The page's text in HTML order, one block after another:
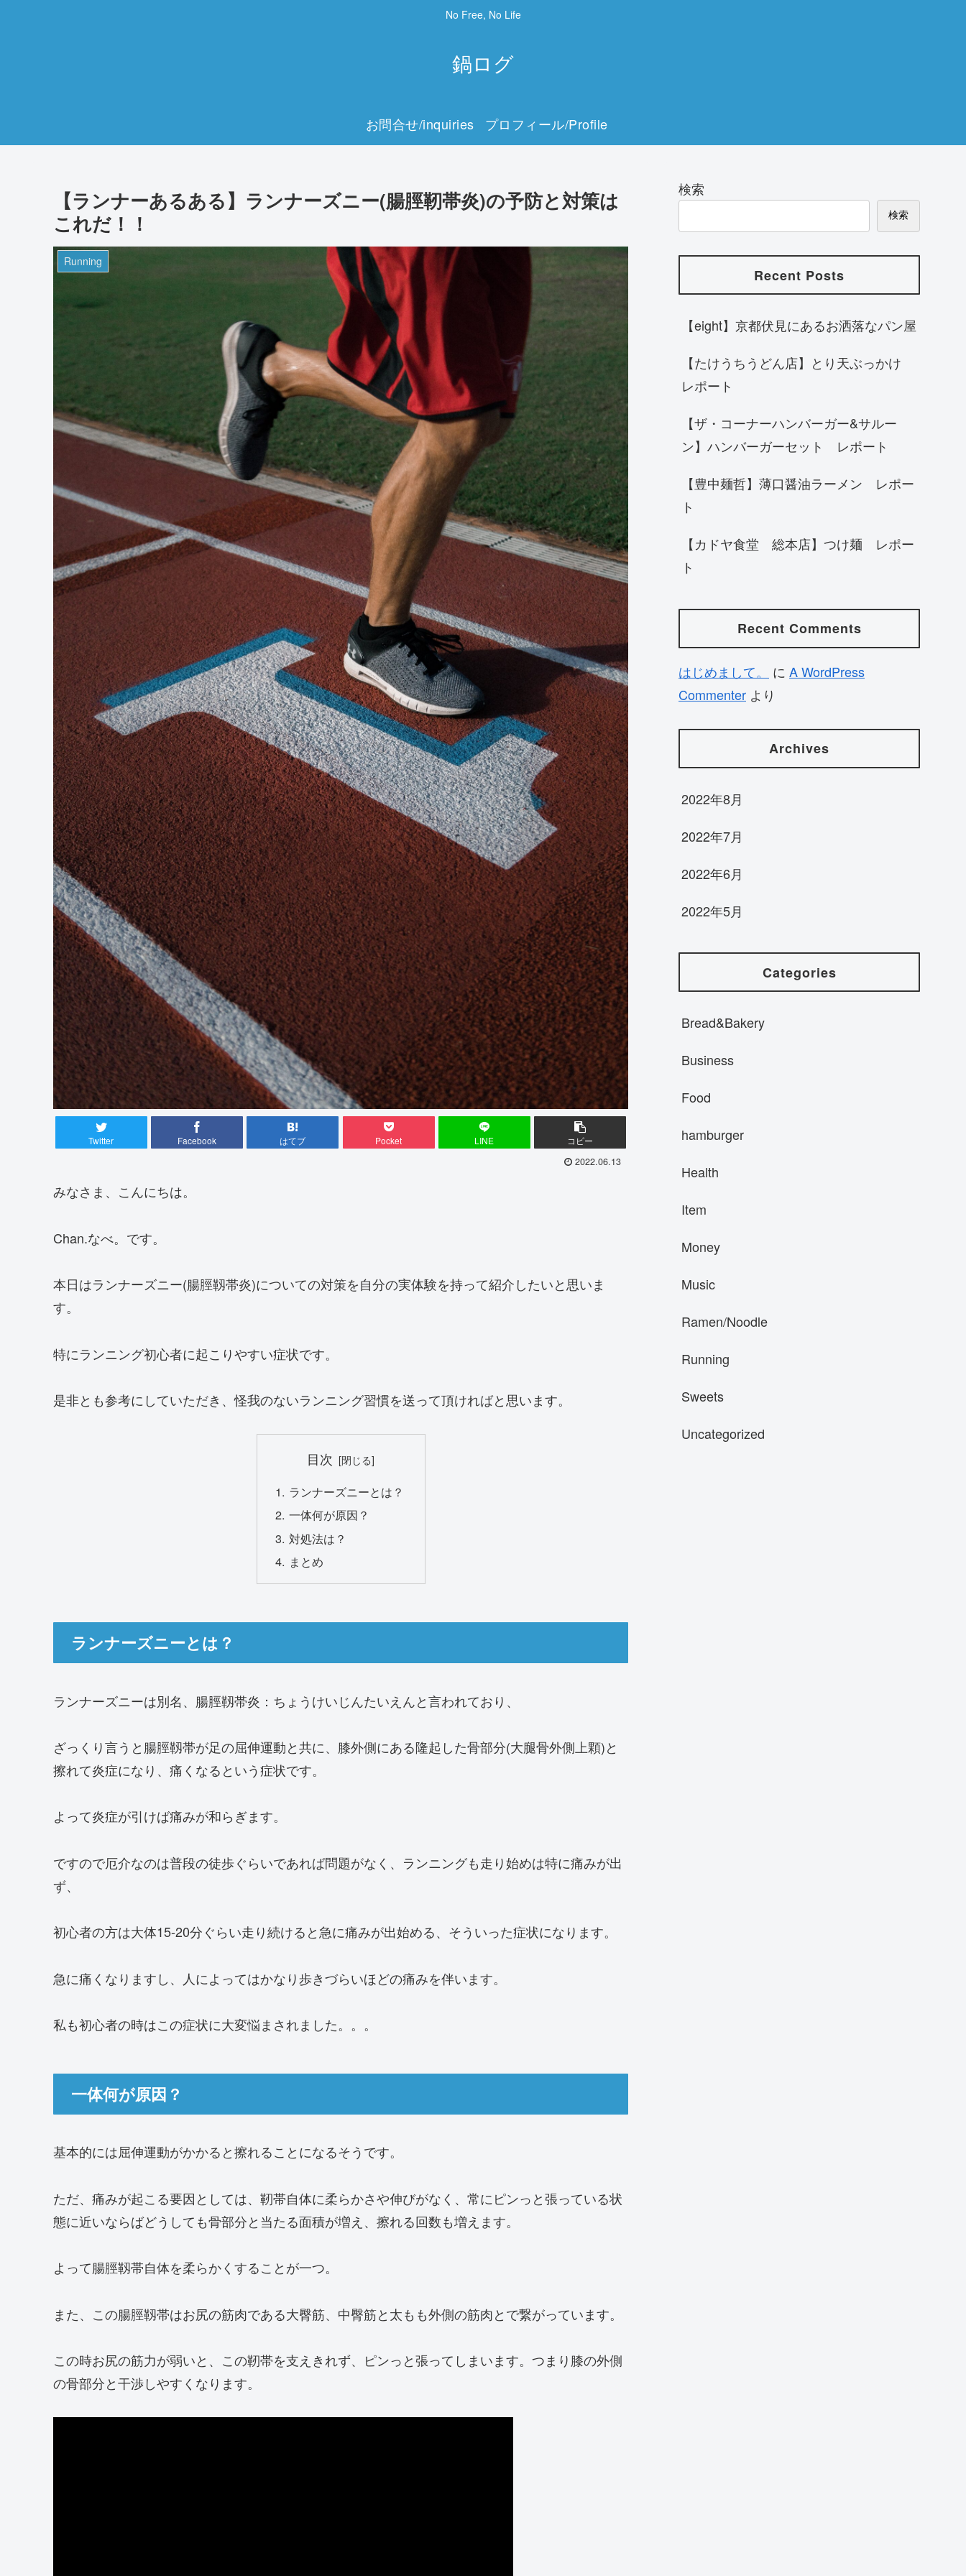
No Free, No Life
鍋ログ
お問合せ/inquiries プロフィール/Profile
【ランナーあるある】ランナーズニー(腸脛靭帯炎)の予防と対策は
これだ！！
Running
Twitter Facebook はてブ Pocket LINE コピー
2022.06.13
みなさま、こんにちは。
Chan.なべ。です。
本日はランナーズニー(腸脛靱帯炎)についての対策を自分の実体験を持って紹介したいと思いま
す。
特にランニング初心者に起こりやすい症状です。
是非とも参考にしていただき、怪我のないランニング習慣を送って頂ければと思います。
目次
ランナーズニーとは？
一体何が原因？
対処法は？
まとめ
ランナーズニーとは？
ランナーズニーは別名、腸脛靱帯炎：ちょうけいじんたいえんと言われており、
ざっくり言うと腸脛靱帯が足の屈伸運動と共に、膝外側にある隆起した骨部分(大腿骨外側上顆)と
擦れて炎症になり、痛くなるという症状です。
よって炎症が引けば痛みが和らぎます。
ですので厄介なのは普段の徒歩ぐらいであれば問題がなく、ランニングも走り始めは特に痛みが出
ず、
初心者の方は大体15-20分ぐらい走り続けると急に痛みが出始める、そういった症状になります。
急に痛くなりますし、人によってはかなり歩きづらいほどの痛みを伴います。
私も初心者の時はこの症状に大変悩まされました。。。
一体何が原因？
基本的には屈伸運動がかかると擦れることになるそうです。
ただ、痛みが起こる要因としては、靭帯自体に柔らかさや伸びがなく、常にピンっと張っている状
態に近いならばどうしても骨部分と当たる面積が増え、擦れる回数も増えます。
よって腸脛靱帯自体を柔らかくすることが一つ。
また、この腸脛靱帯はお尻の筋肉である大臀筋、中臀筋と太もも外側の筋肉とで繋がっています。
この時お尻の筋力が弱いと、この靭帯を支えきれず、ピンっと張ってしまいます。つまり膝の外側
の骨部分と干渉しやすくなります。
検索
検索
Recent Posts
【eight】京都伏見にあるお洒落なパン屋
【たけうちうどん店】とり天ぶっかけ
レポート
【ザ・コーナーハンバーガー&サルー
ン】ハンバーガーセット レポート
【豊中麺哲】薄口醤油ラーメン レポー
ト
【カドヤ食堂 総本店】つけ麺 レポー
ト
Recent Comments
はじめまして。 に A WordPress
Commenter より
Archives
2022年8月
2022年7月
2022年6月
2022年5月
Categories
Bread&Bakery
Business
Food
hamburger
Health
Item
Money
Music
Ramen/Noodle
Running
Sweets
Uncategorized